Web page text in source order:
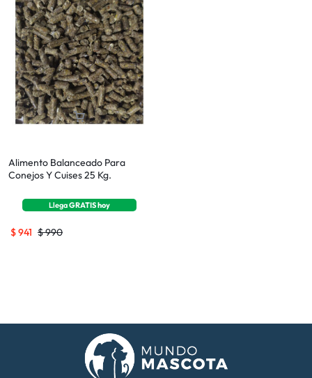
Alimento Balanceado Para
Conejos Y Cuises 25 Kg.
LlegaGRATIShoy
$990
$941